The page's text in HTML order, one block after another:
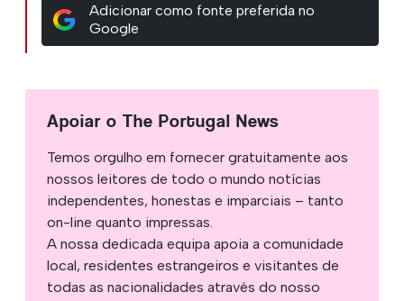
Adicionar como fonte preferida no
Google
Apoiar o The Portugal News
Temos orgulho em fornecer gratuitamente aos
nossos leitores de todo o mundo notícias
independentes, honestas e imparciais – tanto
on-line quanto impressas.
A nossa dedicada equipa apoia a comunidade
local, residentes estrangeiros e visitantes de
todas as nacionalidades através do nosso